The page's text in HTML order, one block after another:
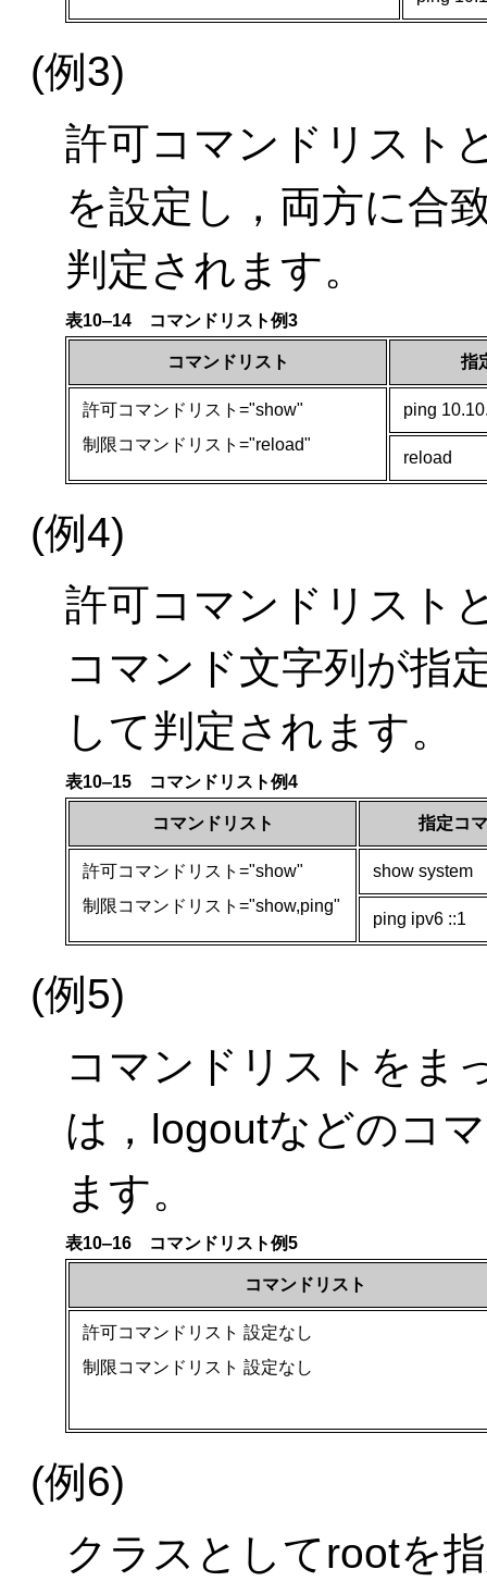
(例3)
許可コマンドリスト
を設定し，両方に合
判定されます。
表10‒14 コマンドリスト例3
コマンドリスト 指
許可コマンドリスト="show"
制限コマンドリスト="reload"
ping
reload
(例4)
許可コマンドリスト
コマンド文字列が指
して判定されます。
表10‒15 コマンドリスト例4
コマンドリスト 指定コ
許可コマンドリスト="show"
制限コマンドリスト="show,ping"
show system
ping ipv6 ::1
(例5)
コマンドリストをま
は，logoutなどのコ
ます。
表10‒16 コマンドリスト例5
コマンドリスト
許可コマンドリスト 設定なし
制限コマンドリスト 設定なし
(例6)
クラスとしてrootを